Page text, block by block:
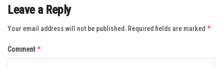
Leave a Reply
Your email address will not be published. Required fields are marked *
Comment*